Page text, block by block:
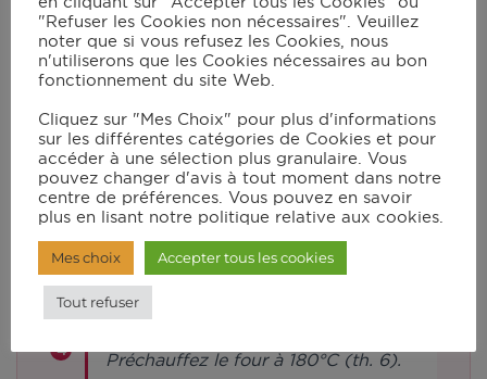
Dans le robot muni du couteau
hachoir ultrablade, mettez les œufs,
le lait, la crème, le sucre restant et la
2 min. Au bout de 30s, ajoutez la
farine par le centre du couvercle.
Versez la préparation dans un moule
à manqué beurré et fariné, puis
laissez reposer.
Préchauffez le four à 180°C (th. 6).
"Refuser les Cookies non nécessaires". Veuillez
noter que si vous refusez les Cookies, nous
n'utiliserons que les Cookies nécessaires au bon
fonctionnement du site Web.
Cliquez sur "Mes Choix" pour plus d'informations
sur les différentes catégories de Cookies et pour
accéder à une sélection plus granulaire. Vous
pouvez changer d'avis à tout moment dans notre
centre de préférences. Vous pouvez en savoir
plus en lisant notre politique relative aux cookies.
Mes choix Accepter tous les cookies
Tout refuser